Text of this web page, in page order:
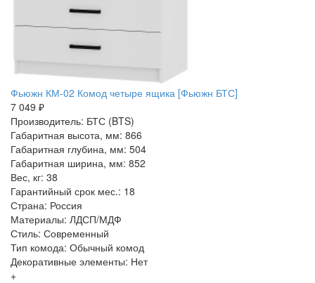
Фьюжн КМ-02 Комод четыре ящика [Фьюжн БТС]
7 049 ₽
Производитель: БТС (BTS)
Габаритная высота, мм: 866
Габаритная глубина, мм: 504
Габаритная ширина, мм: 852
Вес, кг: 38
Гарантийный срок мес.: 18
Страна: Россия
Материалы: ЛДСП/МДФ
Стиль: Современный
Тип комода: Обычный комод
Декоративные элементы: Нет
+